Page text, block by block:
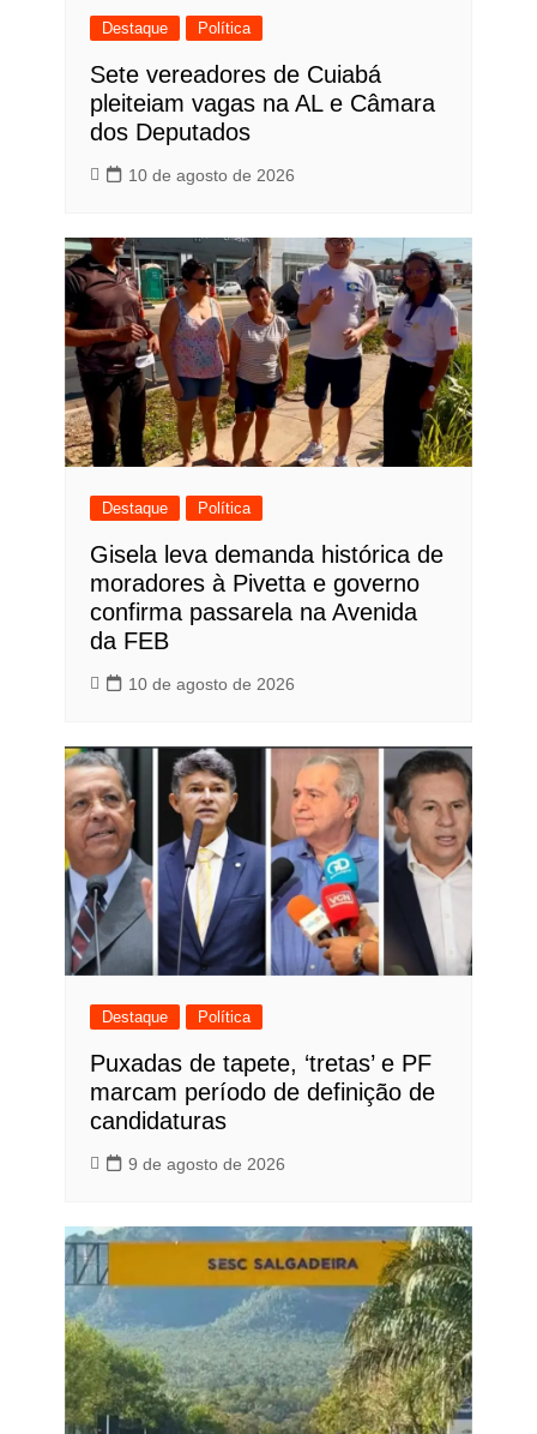
Destaque Política
Sete vereadores de Cuiabá
pleiteiam vagas na AL e Câmara
dos Deputados
10 de agosto de 2026
Destaque Política
Gisela leva demanda histórica de
moradores à Pivetta e governo
confirma passarela na Avenida
da FEB
10 de agosto de 2026
Destaque Política
Puxadas de tapete, ‘tretas’ e PF
marcam período de definição de
candidaturas
9 de agosto de 2026